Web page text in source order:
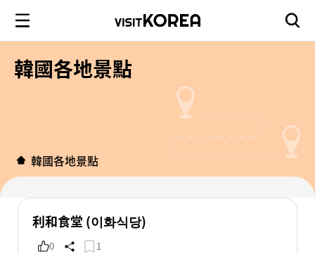
韓國各地景點
韓國各地景點
利和食堂 (이화식당)
0 1